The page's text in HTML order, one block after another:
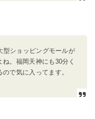
型ショッピングモールが
。福岡天神にも 30分く
で気に入ってます。